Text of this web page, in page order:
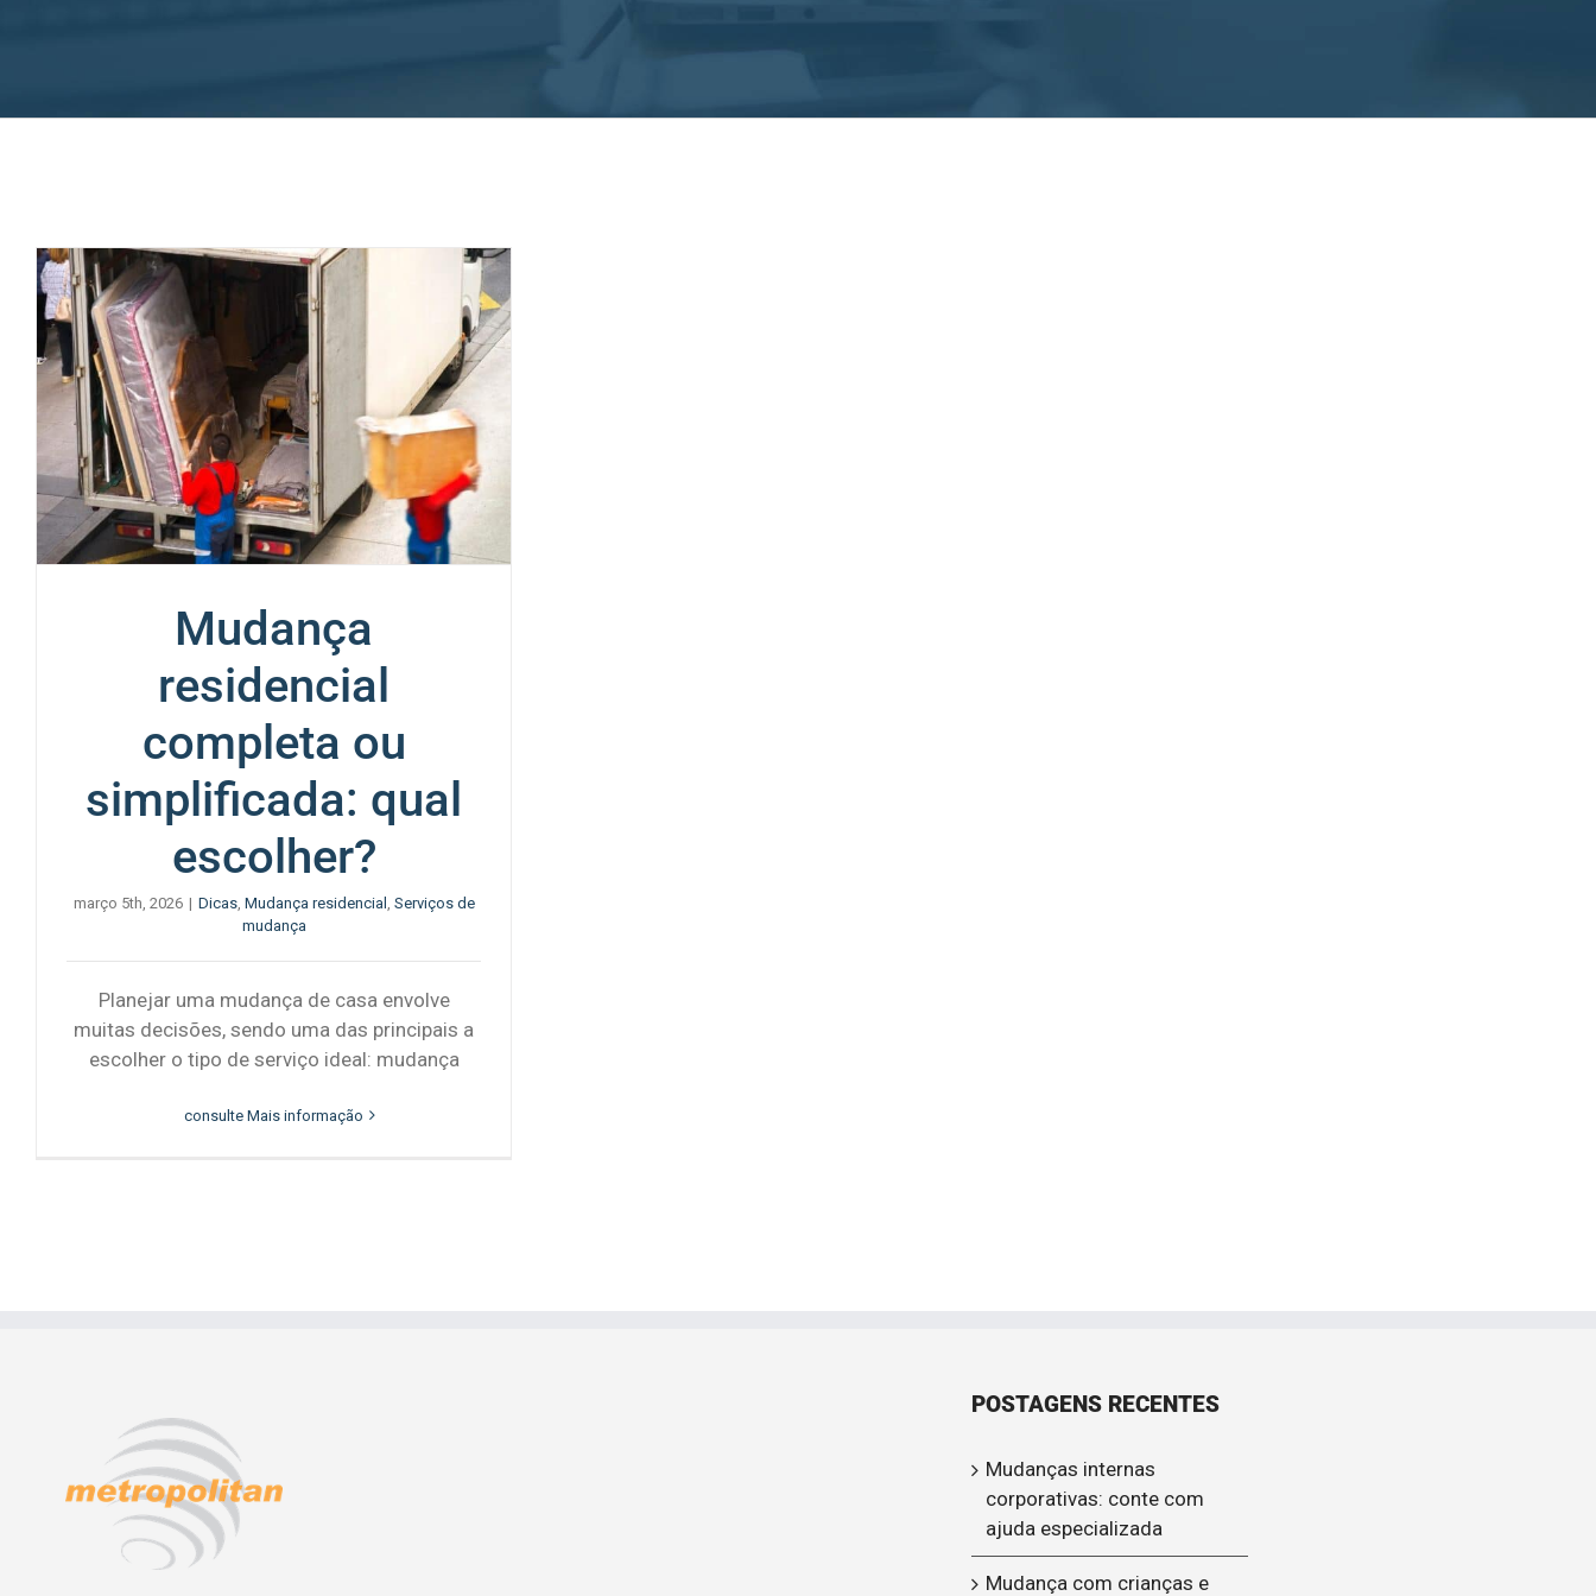
Mudança
residencial
completa ou
simplificada: qual
escolher?
março 5th, 2026 | Dicas, Mudança residencial Serviços de
mudança
Planejar uma mudança de casa envolve
muitas decisões, sendo uma das principais a
escolher o tipo de serviço ideal: mudança
consulte Mais informação
POSTAGENS RECENTES
Mudanças internas
corporativas: conte com
ajuda especializada
Mudança com crianças e